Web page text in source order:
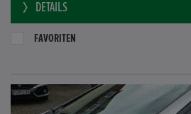
DETAILS
FAVORITEN